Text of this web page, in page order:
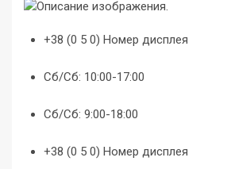
+38 (0 5 0) Номер дисплея
Сб/Сб: 10:00-17:00
Сб/Сб: 9:00-18:00
+38 (0 5 0) Номер дисплея